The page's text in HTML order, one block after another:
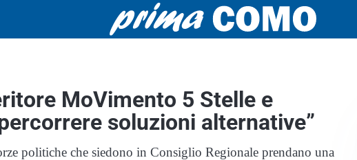
MoVimento 5 Stelle e
soluzioni alternative”
politiche che siedono in Consiglio Regionale prendano una